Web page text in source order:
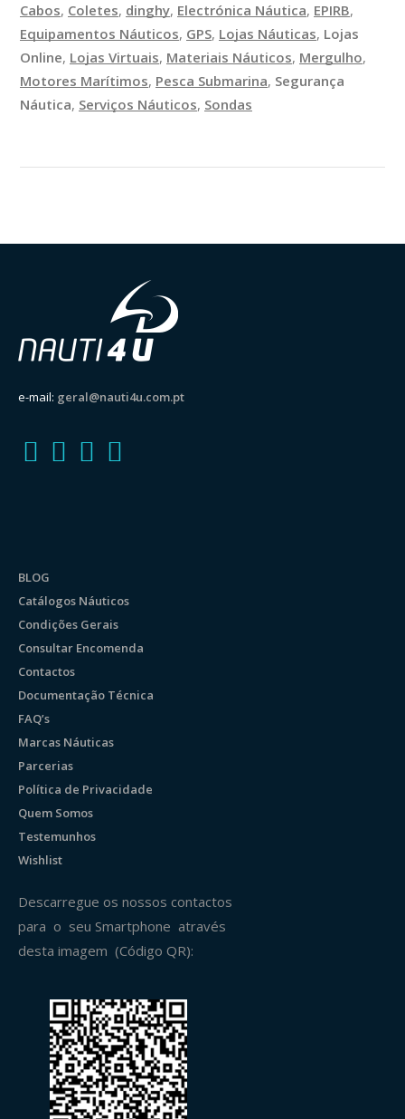
Cabos, Coletes, dinghy, Electrónica Náutica, EPIRB,
Equipamentos Náuticos, GPS, Lojas Náuticas, Lojas
Online, Lojas Virtuais, Materiais Náuticos, Mergulho,
Motores Marítimos, Pesca Submarina, Segurança
Náutica, Serviços Náuticos, Sondas
e-mail: geral@nauti4u.com.pt
BLOG
Catálogos Náuticos
Condições Gerais
Consultar Encomenda
Contactos
Documentação Técnica
FAQ’s
Marcas Náuticas
Parcerias
Política de Privacidade
Quem Somos
Testemunhos
Wishlist
Descarregue os nossos contactos
para o seu Smartphone através
desta imagem (Código QR):